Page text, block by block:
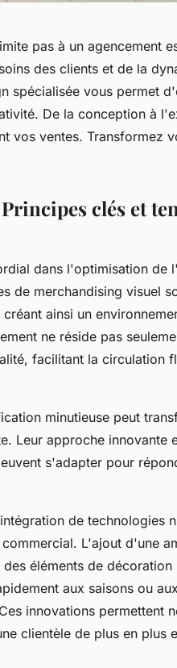
pas à un agencement
des clients et de la
spécialisée vous permet
De la conception à
vos ventes. Transformez
clés et
dans l'optimisation de
de merchandising visuel
ainsi un
ne réside pas
facilitant la circulation
minutieuse peut
Leur approche innovante
s'adapter pour
de technologies
L'ajout d'une
éléments de
aux saisons ou
innovations permettent
clientèle de plus en plus